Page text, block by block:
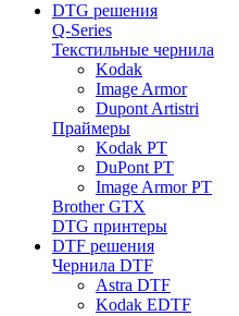
DTG решения
Q-Series
Текстильные чернила
Kodak
Image Armor
Dupont Artistri
Праймеры
Kodak PT
DuPont PT
Image Armor PT
Brother GTX
DTG принтеры
DTF решения
Чернила DTF
Astra DTF
Kodak EDTF